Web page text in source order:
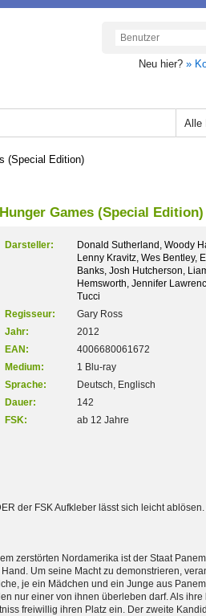
Neu hier? »
Alle
(Special Edition)
Games (Special Edition)
Darsteller:
Donald Sutherland, Woody
Lenny Kravitz, Wes Bentley,
Banks, Josh Hutcherson,
Hemsworth, Jennifer
Tucci
Regisseur:
Gary Ross
Jahr:
2012
EAN:
4006680061672
Medium:
1 Blu-ray
Sprache:
Deutsch, Englisch
Dauer:
142
FSK:
ab 12 Jahre
der FSK Aufkleber lässt sich leicht
zerstörten Nordamerika ist der Staat
Um seine Macht zu demonstrieren,
je ein Mädchen und ein Junge aus
nur einer von ihnen überleben darf. Als
freiwillig ihren Platz ein. Der zweite